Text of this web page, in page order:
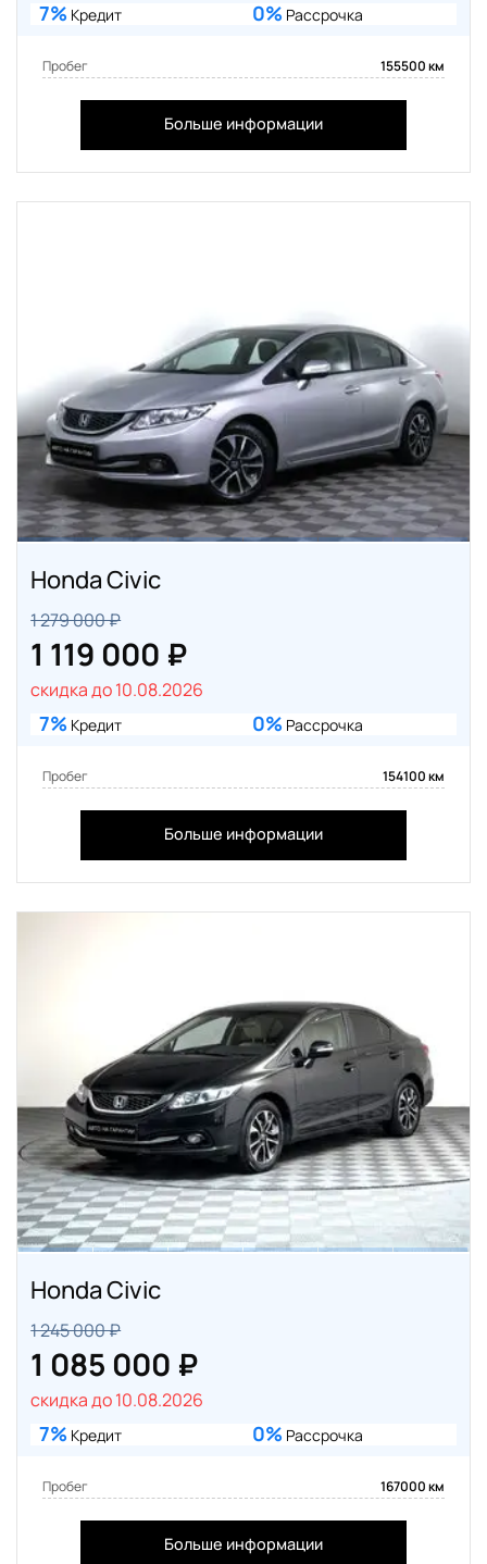
7% Кредит 0% Рассрочка
Пробег 155500 км
Больше информации
Honda Civic
1 279 000 ₽
1 119 000 ₽
скидка до 10.08.2026
7% Кредит 0% Рассрочка
Пробег 154100 км
Больше информации
Honda Civic
1 245 000 ₽
1 085 000 ₽
скидка до 10.08.2026
7% Кредит 0% Рассрочка
Пробег 167000 км
Больше информации